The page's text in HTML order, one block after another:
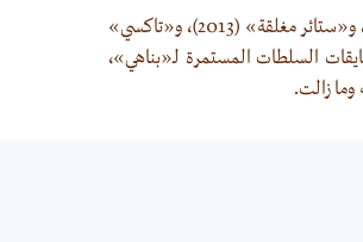
قدّم «جعفر بناهي» أنواعًا سينمائية مختلفة في سنوات عزلته: «هذا ليس فيلمًا» (2011)، و«ستائر مغلقة» (2013)، و«تاكسي»
وفيلمه الأخير «لا يوجد دببة» عام 2022. وبرغم مضايقات السلطات المستمرة لـ«بناهي»،
وما زالت.